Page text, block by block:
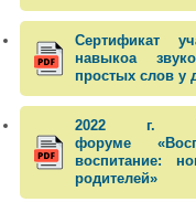
Сертификат
навыкоа
простых слов у
2022 г.
форуме
воспитание:
родителей»